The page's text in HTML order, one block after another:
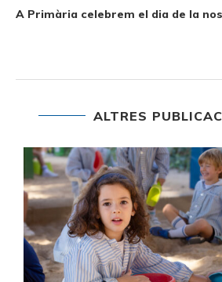
A Primària celebrem el dia de la
ALTRES